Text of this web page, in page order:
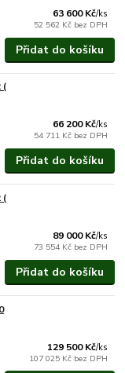
63 600 Kč/ks
52 562 Kč bez DPH
Přidat do košíku
(
66 200 Kč/ks
54 711 Kč bez DPH
Přidat do košíku
(
89 000 Kč/ks
73 554 Kč bez DPH
Přidat do košíku
129 500 Kč/ks
107 025 Kč bez DPH